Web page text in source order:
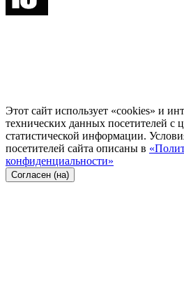
Этот сайт использует «cookies» и
технических данных посетителей с
статистической информации.
посетителей сайта описаны в
конфиденциальности»
Согласен (на)